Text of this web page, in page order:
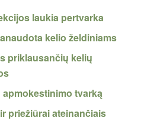
laukia pertvarka
kelio želdiniams
priklausančių kelių
tvarką
priežiūrai ateinančiais